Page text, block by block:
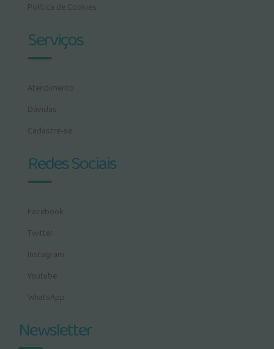
Política de Cookies
Serviços
Atendimento
Dúvidas
Cadastre-se
Redes Sociais
Facebook
Twitter
Instagram
Youtube
WhatsApp
Newsletter